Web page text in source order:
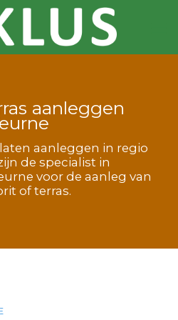
aanleggen
aanleggen in regio
de specialist in
voor de aanleg van
of terras.